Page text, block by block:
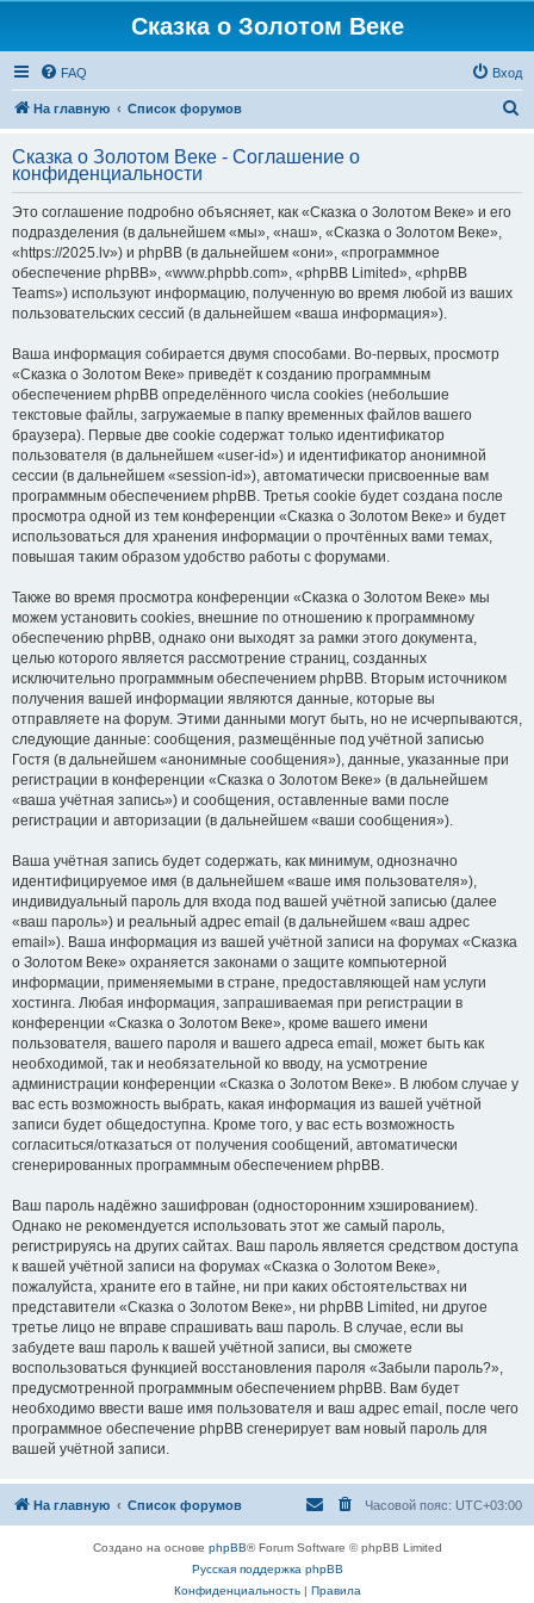
Сказка о Золотом Веке
FAQ Вход
На главную Список форумов
с
Сказка о Золотом Веке - Соглашение о
конфиденциальности
Это соглашение подробно объясняет, как «Сказка о Золотом Веке» и его
подразделения (в дальнейшем «мы», «наш», «Сказка о Золотом Веке»,
«https://2025.lv») и phpBB (в дальнейшем «они», «программное
обеспечение phpBB», «www.phpbb.com», «phpBB Limited», «phpBB
Teams») используют информацию, полученную во время любой из ваших
пользовательских сессий (в дальнейшем «ваша информация»).
Ваша информация собирается двумя способами. Во-первых, просмотр
«Сказка о Золотом Веке» приведёт к созданию программным
обеспечением phpBB определённого числа cookies (небольшие
текстовые файлы, загружаемые в папку временных файлов вашего
браузера). Первые две cookie содержат только идентификатор
пользователя (в дальнейшем «user-id») и идентификатор анонимной
сессии (в дальнейшем «session-id»), автоматически присвоенные вам
программным обеспечением phpBB. Третья cookie будет создана после
просмотра одной из тем конференции «Сказка о Золотом Веке» и будет
использоваться для хранения информации о прочтённых вами темах,
повышая таким образом удобство работы с форумами.
Также во время просмотра конференции «Сказка о Золотом Веке» мы
можем установить cookies, внешние по отношению к программному
обеспечению phpBB, однако они выходят за рамки этого документа,
целью которого является рассмотрение страниц, созданных
исключительно программным обеспечением phpBB. Вторым источником
получения вашей информации являются данные, которые вы
отправляете на форум. Этими данными могут быть, но не исчерпываются,
следующие данные: сообщения, размещённые под учётной записью
Гостя (в дальнейшем «анонимные сообщения»), данные, указанные при
регистрации в конференции «Сказка о Золотом Веке» (в дальнейшем
«ваша учётная запись») и сообщения, оставленные вами после
регистрации и авторизации (в дальнейшем «ваши сообщения»).
Ваша учётная запись будет содержать, как минимум, однозначно
идентифицируемое имя (в дальнейшем «ваше имя пользователя»),
индивидуальный пароль для входа под вашей учётной записью (далее
«ваш пароль») и реальный адрес email (в дальнейшем «ваш адрес
email»). Ваша информация из вашей учётной записи на форумах «Сказка
о Золотом Веке» охраняется законами о защите компьютерной
информации, применяемыми в стране, предоставляющей нам услуги
хостинга. Любая информация, запрашиваемая при регистрации в
конференции «Сказка о Золотом Веке», кроме вашего имени
пользователя, вашего пароля и вашего адреса email, может быть как
необходимой, так и необязательной ко вводу, на усмотрение
администрации конференции «Сказка о Золотом Веке». В любом случае у
вас есть возможность выбрать, какая информация из вашей учётной
записи будет общедоступна. Кроме того, у вас есть возможность
согласиться/отказаться от получения сообщений, автоматически
сгенерированных программным обеспечением phpBB.
Ваш пароль надёжно зашифрован (односторонним хэшированием).
Однако не рекомендуется использовать этот же самый пароль,
регистрируясь на других сайтах. Ваш пароль является средством доступа
к вашей учётной записи на форумах «Сказка о Золотом Веке»,
пожалуйста, храните его в тайне, ни при каких обстоятельствах ни
представители «Сказка о Золотом Веке», ни phpBB Limited, ни другое
третье лицо не вправе спрашивать ваш пароль. В случае, если вы
забудете ваш пароль к вашей учётной записи, вы сможете
воспользоваться функцией восстановления пароля «Забыли пароль?»,
предусмотренной программным обеспечением phpBB. Вам будет
необходимо ввести ваше имя пользователя и ваш адрес email, после чего
программное обеспечение phpBB сгенерирует вам новый пароль для
вашей учётной записи.
На главную Список форумов Часовой пояс: UTC+03:00
Создано на основе phpBB® Forum Software © phpBB Limited
Русская поддержка phpBB
Конфиденциальность| Правила